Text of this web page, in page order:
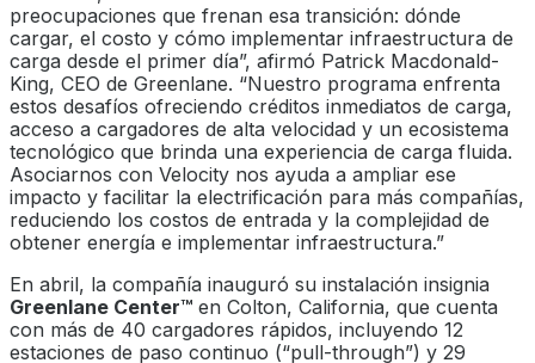
preocupaciones que frenan esa transición: dónde
cargar, el costo y cómo implementar infraestructura de
carga desde el primer día”, afirmó Patrick Macdonald-
King, CEO de Greenlane. “Nuestro programa enfrenta
estos desafíos ofreciendo créditos inmediatos de carga,
acceso a cargadores de alta velocidad y un ecosistema
tecnológico que brinda una experiencia de carga fluida.
Asociarnos con Velocity nos ayuda a ampliar ese
impacto y facilitar la electrificación para más compañías,
reduciendo los costos de entrada y la complejidad de
obtener energía e implementar infraestructura.”
En abril, la compañía inauguró su instalación insignia
Greenlane Center™ en Colton, California, que cuenta
con más de 40 cargadores rápidos, incluyendo 12
estaciones de paso continuo (“pull-through”) y 29